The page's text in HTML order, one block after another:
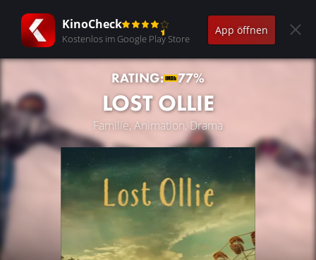
KinoCheck
Kostenlos im Google Play Store
App öffnen
RATING: 77%
LOST OLLIE
Familie, Animation, Drama